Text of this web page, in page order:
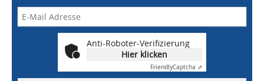
Anti-Roboter-Verifizierung
Hier klicken
FriendlyCaptcha ⇗